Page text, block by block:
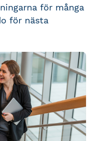
för många
för nästa